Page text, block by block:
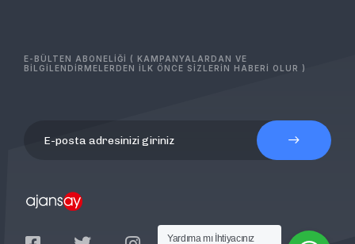
E-BÜLTEN ABONELİĞİ ( KAMPANYALARDAN VE
BİLGİLENDİRMELERDEN İLK ÖNCE SİZLERİN HABERİ OLUR )
Yardıma mı İhtiyacınız